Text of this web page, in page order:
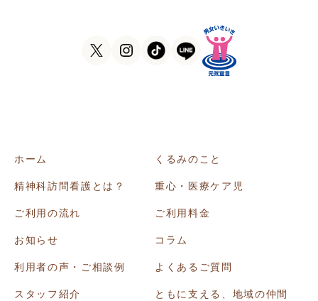
ホーム くるみのこと
精神科訪問看護とは？ 重心・医療ケア児
ご利用の流れ ご利用料金
お知らせ コラム
利用者の声・ご相談例 よくあるご質問
スタッフ紹介
ともに支える、地域の仲間